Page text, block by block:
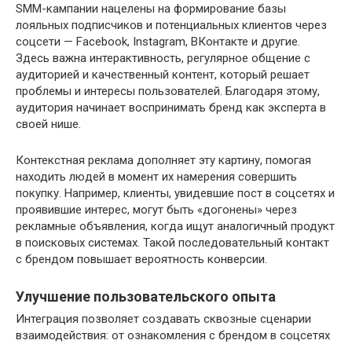
SMM-кампании нацелены на формирование базы
лояльных подписчиков и потенциальных клиентов через
соцсети — Facebook, Instagram, ВКонтакте и другие.
Здесь важна интерактивность, регулярное общение с
аудиторией и качественный контент, который решает
проблемы и интересы пользователей. Благодаря этому,
аудитория начинает воспринимать бренд как эксперта в
своей нише.
Контекстная реклама дополняет эту картину, помогая
находить людей в момент их намерения совершить
покупку. Например, клиенты, увидевшие пост в соцсетях и
проявившие интерес, могут быть «догонены» через
рекламные объявления, когда ищут аналогичный продукт
в поисковых системах. Такой последовательный контакт
с брендом повышает вероятность конверсии.
Улучшение пользовательского опыта
Интеграция позволяет создавать сквозные сценарии
взаимодействия: от ознакомления с брендом в соцсетях